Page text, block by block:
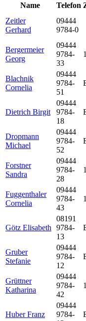
Name
Telefon
Zeitler
Gerhard
09444
9784-0
Bergermeier
Georg
09444
9784-
33
Blachnik
Cornelia
09444
9784-
51
Dietrich Birgit
09444
9784-
18
Dropmann
Michael
09444
9784-
52
Forstner
Sandra
09444
9784-
28
Fuggenthaler
Cornelia
09444
9784-
43
Götz Elisabeth
08191
9784-
13
Gruber
Stefanie
09444
9784-
12
Grüttner
Katharina
09444
9784-
42
Huber Franz
09444
9784-